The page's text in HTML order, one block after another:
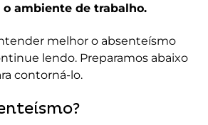
ambiente de trabalho.
melhor o absenteísmo
lendo. Preparamos abaixo
contorná-lo.